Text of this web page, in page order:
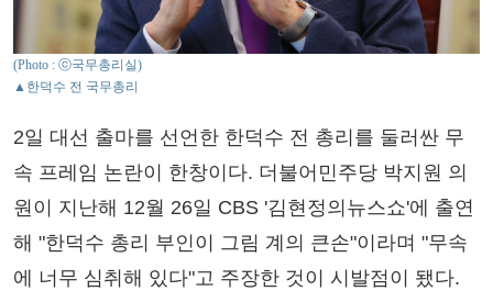
(Photo : ⓒ국무총리실)
▲한덕수 전 국무총리
2일 대선 출마를 선언한 한덕수 전 총리를 둘러싼 무
속 프레임 논란이 한창이다. 더불어민주당 박지원 의
원이 지난해 12월 26일 CBS '김현정의뉴스쇼'에 출연
해 "한덕수 총리 부인이 그림 계의 큰손"이라며 "무속
에 너무 심취해 있다"고 주장한 것이 시발점이 됐다.